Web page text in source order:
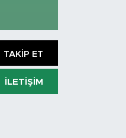
TAKIP ET
İLETIŞIM